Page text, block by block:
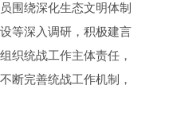
围绕深化生态文明体制
等深入调研，积极建言
织统战工作主体责任，
断完善统战工作机制，